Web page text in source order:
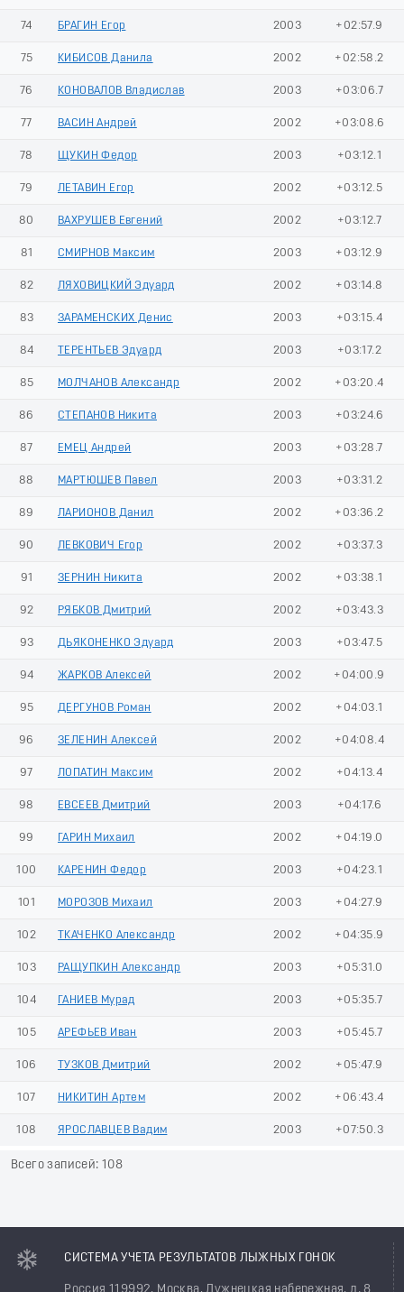
74 БРАГИН Егор 2003 +02:57.9
75 КИБИСОВ Данила 2002 +02:58.2
76 КОНОВАЛОВ Владислав 2003 +03:06.7
77 ВАСИН Андрей 2002 +03:08.6
78 ЩУКИН Федор 2003 +03:12.1
79 ЛЕТАВИН Егор 2002 +03:12.5
80 ВАХРУШЕВ Евгений 2002 +03:12.7
81 СМИРНОВ Максим 2003 +03:12.9
82 ЛЯХОВИЦКИЙ Эдуард 2002 +03:14.8
83 ЗАРАМЕНСКИХ Денис 2003 +03:15.4
84 ТЕРЕНТЬЕВ Эдуард 2003 +03:17.2
85 МОЛЧАНОВ Александр 2002 +03:20.4
86 СТЕПАНОВ Никита 2003 +03:24.6
87 ЕМЕЦ Андрей 2003 +03:28.7
88 МАРТЮШЕВ Павел 2003 +03:31.2
89 ЛАРИОНОВ Данил 2002 +03:36.2
90 ЛЕВКОВИЧ Егор 2002 +03:37.3
91 ЗЕРНИН Никита 2002 +03:38.1
92 РЯБКОВ Дмитрий 2002 +03:43.3
93 ДЬЯКОНЕНКО Эдуард 2003 +03:47.5
94 ЖАРКОВ Алексей 2002 +04:00.9
95 ДЕРГУНОВ Роман 2002 +04:03.1
96 ЗЕЛЕНИН Алексей 2002 +04:08.4
97 ЛОПАТИН Максим 2002 +04:13.4
98 ЕВСЕЕВ Дмитрий 2003 +04:17.6
99 ГАРИН Михаил 2002 +04:19.0
100 КАРЕНИН Федор 2003 +04:23.1
101 МОРОЗОВ Михаил 2003 +04:27.9
102 ТКАЧЕНКО Александр 2002 +04:35.9
103 РАЩУПКИН Александр 2003 +05:31.0
104 ГАНИЕВ Мурад 2003 +05:35.7
105 АРЕФЬЕВ Иван 2003 +05:45.7
106 ТУЗКОВ Дмитрий 2002 +05:47.9
107 НИКИТИН Артем 2002 +06:43.4
108 ЯРОСЛАВЦЕВ Вадим 2003 +07:50.3
Всего записей: 108
СИСТЕМА УЧЕТА РЕЗУЛЬТАТОВ ЛЫЖНЫХ ГОНОК